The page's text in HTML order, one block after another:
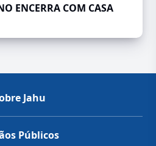
ENCERRA COM CASA
Jahu
Públicos